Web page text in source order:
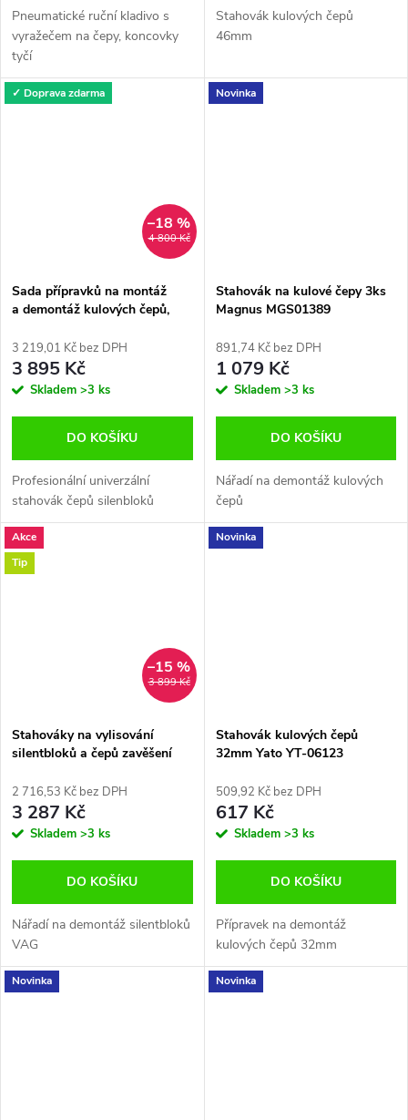
Pneumatické ruční kladivo s
vyražečem na čepy, koncovky
tyčí
Stahovák kulových čepů
46mm
✓ Doprava zdarma
4 800 Kč
–18 %
Sada přípravků na montáž
a demontáž kulových čepů,
spojů, 21Ks
3 219,01 Kč bez DPH
3 895 Kč
Skladem >3 ks
DO KOŠÍKU
Profesionální univerzální
stahovák čepů silenbloků
Novinka
Stahovák na kulové čepy 3ks
Magnus MGS01389
891,74 Kč bez DPH
1 079 Kč
Skladem >3 ks
DO KOŠÍKU
Nářadí na demontáž kulových
čepů
Akce
Tip
3 899 Kč
–15 %
Stahováky na vylisování
silentbloků a čepů zavěšení
2 716,53 Kč bez DPH
3 287 Kč
Skladem >3 ks
DO KOŠÍKU
Nářadí na demontáž silentbloků
VAG
Novinka
Stahovák kulových čepů
32mm Yato YT-06123
509,92 Kč bez DPH
617 Kč
Skladem >3 ks
DO KOŠÍKU
Přípravek na demontáž
kulových čepů 32mm
Novinka Novinka